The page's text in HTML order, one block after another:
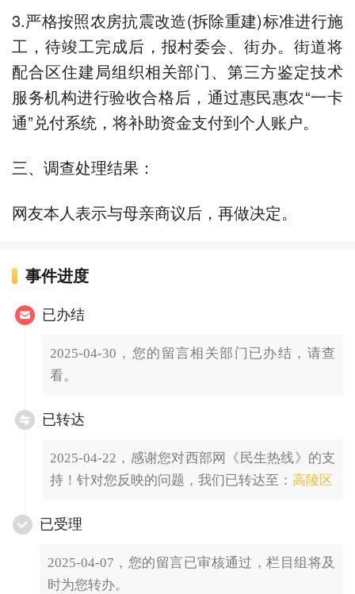
3.严格按照农房抗震改造(拆除重建)标准进行施
工，待竣工完成后，报村委会、街办。街道将
配合区住建局组织相关部门、第三方鉴定技术
服务机构进行验收合格后，通过惠民惠农“一卡
通”兑付系统，将补助资金支付到个人账户。
三、调查处理结果：
网友本人表示与母亲商议后，再做决定。
事件进度
已办结
2025-04-30，您的留言相关部门已办结，请查
看。
已转达
2025-04-22，感谢您对西部网《民生热线》的支
持！针对您反映的问题，我们已转达至： 高陵区
已受理
2025-04-07，您的留言已审核通过，栏目组将及
时为您转办。